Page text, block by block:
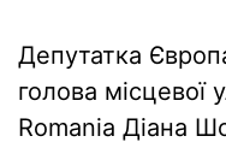
Депутатка
голова місцевої
Romania Діана